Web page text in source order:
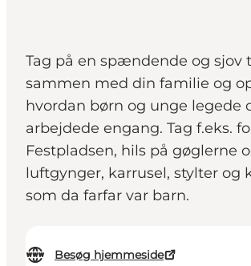
Tag på en spændende og sjov
sammen med din familie og
hvordan børn og unge legede
arbejdede engang. Tag f.eks.
Festpladsen, hils på gøglerne
luftgynger, karrusel, stylter og
som da farfar var barn.
Besøg hjemmeside